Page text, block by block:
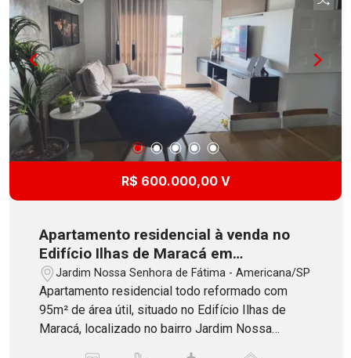
R$ 600.000,00 V
Apartamento residencial à venda no
Edifício Ilhas de Maracá em
Americana
Jardim Nossa Senhora de Fátima - Americana/SP
Apartamento residencial todo reformado com
95m² de área útil, situado no Edifício Ilhas de
Maracá, localizado no bairro Jardim Nossa